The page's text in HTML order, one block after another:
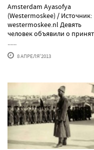
Amsterdam Ayasofya
(Westermoskee) / Источник:
westermoskee.nl Девять
человек объявили о
......
8 АПРЕЛЯ'2013